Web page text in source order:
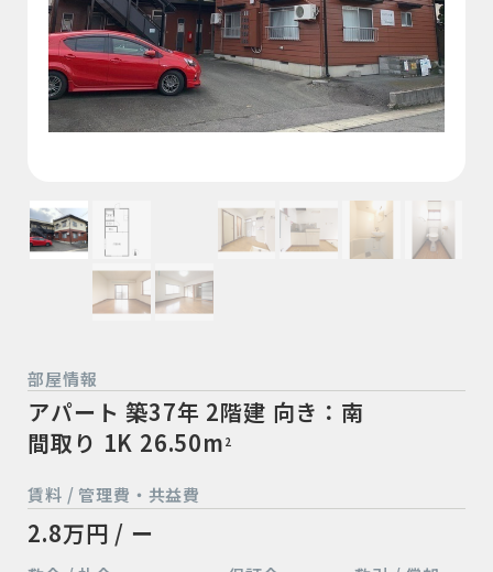
部屋情報
アパート 築37年 2階建 向き：南
間取り 1K 26.50m 2
賃料 / 管理費・共益費
2.8万円 / ー